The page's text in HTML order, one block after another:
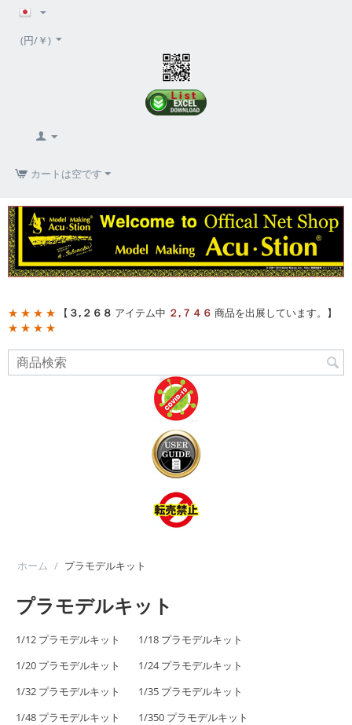
(円/￥)
カートは空です
★ ★ ★ ★ 【 ３,２６８ アイテム中 ２,７４６ 商品を出展しています。】
★ ★ ★ ★
ホーム / プラモデルキット
プラモデルキット
1/12 プラモデルキット
1/18 プラモデルキット
1/20 プラモデルキット
1/24 プラモデルキット
1/32 プラモデルキット
1/35 プラモデルキット
1/48 プラモデルキット
1/350 プラモデルキット